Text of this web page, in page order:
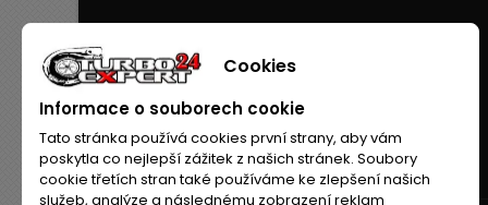
Cookies
Informace o souborech cookie
Tato stránka používá cookies první strany, aby vám
poskytla co nejlepší zážitek z našich stránek. Soubory
cookie třetích stran také používáme ke zlepšení našich
služeb, analýze a následnému zobrazení reklam